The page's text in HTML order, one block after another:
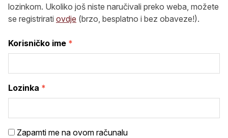
lozinkom. Ukoliko još niste naručivali preko weba, možete
se registrirati ovdje (brzo, besplatno i bez obaveze!).
Korisničko ime
Lozinka
Zapamti me na ovom računalu